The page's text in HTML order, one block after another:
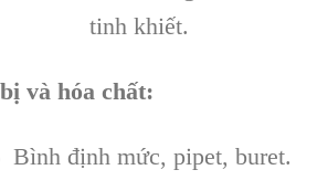
tinh khiết.
và hóa chất:
Bình định mức, pipet, buret.